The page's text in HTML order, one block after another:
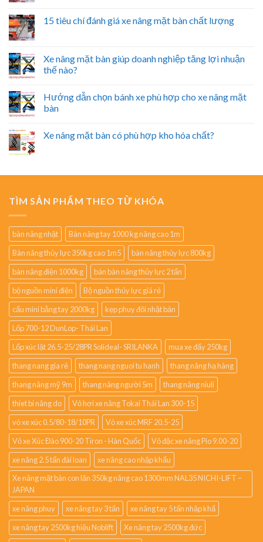
15 tiêu chí đánh giá xe nâng mặt bàn chất lượng
Xe nâng mặt bàn giúp doanh nghiệp tăng lợi nhuận
thế nào?
Hướng dẫn chọn bánh xe phù hợp cho xe nâng mặt
bàn
Xe nâng mặt bàn có phù hợp kho hóa chất?
TÌM SẢN PHẨM THEO TỪ KHÓA
bàn nâng nhật
Bàn nâng tay 1000 kg nâng cao 1m
Bàn nâng thủy lực 350kg cao 1m5
bàn nâng thủy lực 800kg
bàn nâng điện 1000kg
bán bàn nâng thủy lực 2 tấn
bộ nguồn mini điện
Bộ nguồn thủy lực giá rẻ
cẩu mini bằng tay 2000kg
kẹp phuy đôi nhật bản
Lốp 700-12 DunLop- Thái Lan
Lốp xúc lật 26.5-25/28PR Solideal- SRILANKA
mua xe đẩy 250kg
thang nang gia rẻ
thang nang nguoi tu hanh
thang nâng hạ hàng
thang nâng mỹ 9m
thang nâng người 5m
thang nâng niuli
thiet bi nâng do
Vỏ hơi xe nâng Tokai Thái Lan 300-15
vỏ xe xúc 0.5/80-18/10PR
Vỏ xe xúc MRF 20.5-25
Vỏ xe Xúc Đào 900-20 Tiron - Hàn Quốc
Vỏ đặc xe nâng Pio 9.00-20
xe nâng 2.5 tấn đài loan
xe nâng cao nhập khẩu
Xe nâng mặt bàn con lăn 350kg nâng cao 1300mm NAL35 NICHI-LIFT –
JAPAN
xe nâng phuy
xe nâng tay 3 tấn
xe nâng tay 5 tấn nhập khẩ
xe nâng tay 2500kg hiệu Noblift
Xe nâng tay 2500kg đức